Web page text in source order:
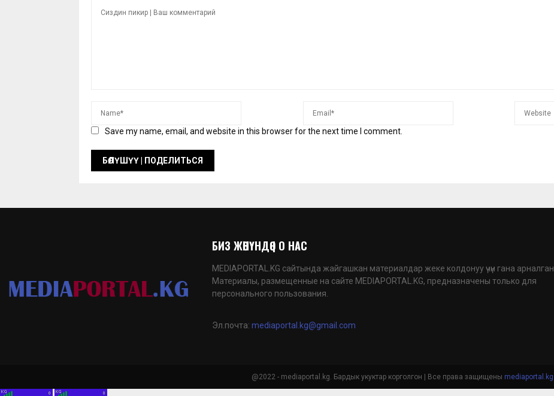
Save my name, email, and website in this browser for the next time I comment.
БИЗ ЖӨНҮНДӨ | О НАС
MEDIAPORTAL.KG сайтында жайгашкан материалдар жеке колдонуу үчүн гана арналган.
Материалы, размещенные на сайте MEDIAPORTAL.KG, предназначены только для
персонального пользования.
Эл.почта: mediaportal.kg@gmail.com
@2022 - mediaportal.kg. Бардык укуктар корголгон | Все права защищены mediaportal.kg